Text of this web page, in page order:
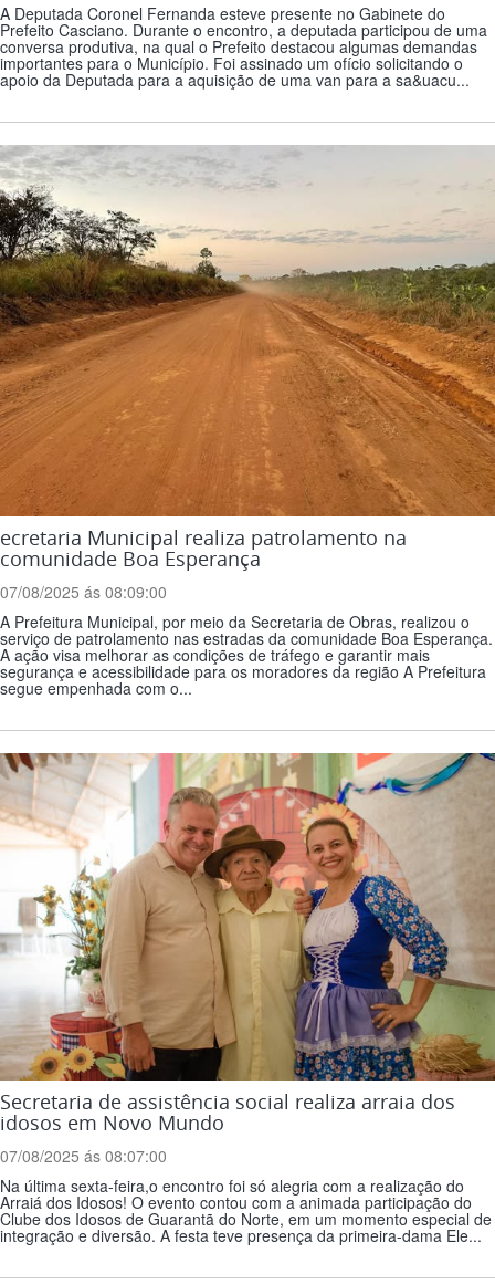
A Deputada Coronel Fernanda esteve presente no Gabinete do
Prefeito Casciano. Durante o encontro, a deputada participou de uma
conversa produtiva, na qual o Prefeito destacou algumas demandas
importantes para o Município. Foi assinado um ofício solicitando o
apoio da Deputada para a aquisição de uma van para a sa&uacu...
ecretaria Municipal realiza patrolamento na
comunidade Boa Esperança
07/08/2025 ás 08:09:00
A Prefeitura Municipal, por meio da Secretaria de Obras, realizou o
serviço de patrolamento nas estradas da comunidade Boa Esperança.
A ação visa melhorar as condições de tráfego e garantir mais
segurança e acessibilidade para os moradores da região A Prefeitura
segue empenhada com o...
Secretaria de assistência social realiza arraia dos
idosos em Novo Mundo
07/08/2025 ás 08:07:00
Na última sexta-feira,o encontro foi só alegria com a realização do
Arraiá dos Idosos! O evento contou com a animada participação do
Clube dos Idosos de Guarantã do Norte, em um momento especial de
integração e diversão. A festa teve presença da primeira-dama Ele...